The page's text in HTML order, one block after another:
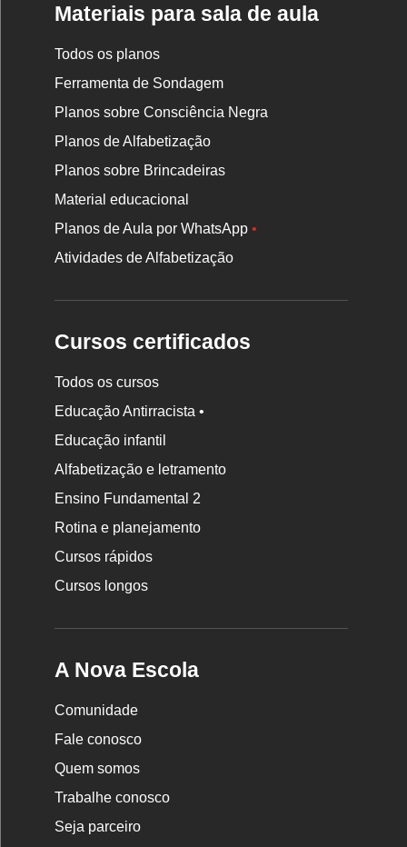
Materiais para sala de aula
Todos os planos
Ferramenta de Sondagem
Planos sobre Consciência Negra
Planos de Alfabetização
Planos sobre Brincadeiras
Material educacional
Planos de Aula por WhatsApp•
Atividades de Alfabetização
Cursos certificados
Todos os cursos
Educação Antirracista •
Educação infantil
Alfabetização e letramento
Ensino Fundamental 2
Rotina e planejamento
Cursos rápidos
Cursos longos
A Nova Escola
Comunidade
Fale conosco
Quem somos
Trabalhe conosco
Seja parceiro